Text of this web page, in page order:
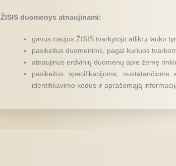
ŽISIS duomenys atnaujinami:
gavus naujus ŽISIS tvarkytojo atliktų lauko
pasikeitus duomenims, pagal kuriuos
atnaujinus erdvinių duomenų apie žemę
pasikeitus specifikacijoms,
identifikavimo kodus ir aprašomąją